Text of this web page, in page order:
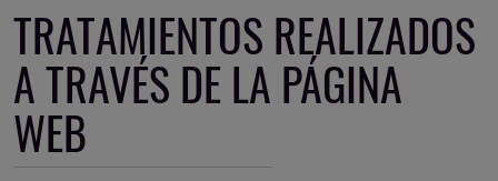
TRATAMIENTOS REALIZADOS
A TRAVÉS DE LA PÁGINA
WEB